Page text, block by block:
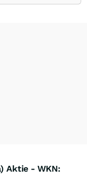
Aktie - WKN: